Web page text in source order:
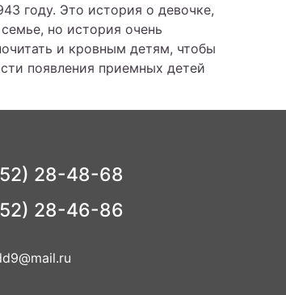
году. Это история о девочке,
но история очень
и кровным детям, чтобы
появления приемных детей
28-48-68
28-46-86